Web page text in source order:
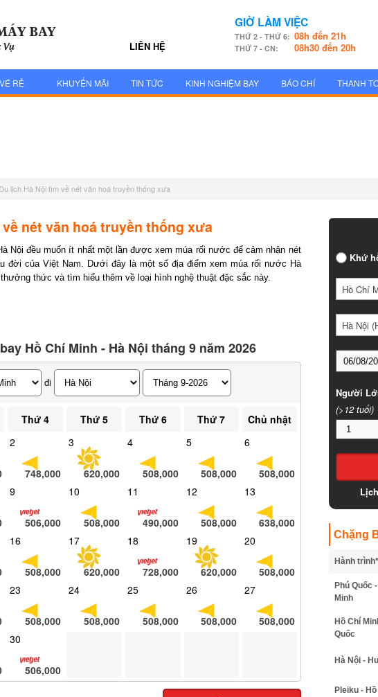
LIÊN HỆ
GIỜ LÀM VIỆC
THỨ 2 - THỨ 6: 08h đến 21h
THỨ 7 - CN: 08h30 đến 20h
RẺ KHUYẾN MÃI TIN TỨC KINH NGHIỆM BAY BÁO CHÍ THANH
Du lịch Hà Nội tìm về nét văn hoá truyền thống xưa
nét văn hoá truyền thống xưa
Nội đều muốn ít nhất một lần được xem múa rối nước để cảm nhận nét
đời của Việt Nam. Dưới đây là một số địa điểm xem múa rối nước Hà
thức và tìm hiểu thêm về loại hình nghệ thuật đặc sắc này.
Hồ Chí Minh - Hà Nội tháng 9 năm 2026
đi
Thứ 4 Thứ 5 Thứ 6 Thứ 7
Chủ nhật
2
748,000
3
620,000
4
508,000
5
508,000
6
508,000
9
506,000
10
508,000
11
490,000
12
508,000
13
638,000
16
508,000
17
620,000
18
728,000
19
620,000
20
508,000
23
508,000
24
508,000
25
508,000
26
508,000
27
508,000
30
506,000
Khứ
Hồ Chí
Hà Nội
Người
(>12 tuổi)
Chặng
Hành trình*
Phú Quốc
Minh
Hồ Chí
Quốc
Hà Nội -
Pleiku -